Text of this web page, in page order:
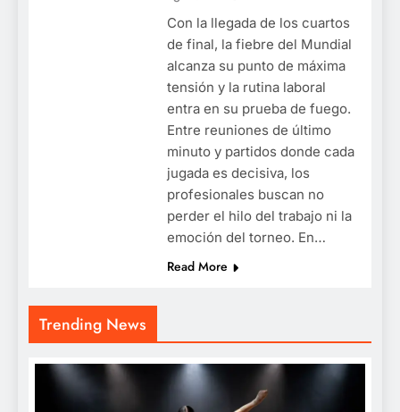
Trending News
Con la llegada de los cuartos
de final, la fiebre del Mundial
alcanza su punto de máxima
tensión y la rutina laboral
entra en su prueba de fuego.
Entre reuniones de último
minuto y partidos donde cada
jugada es decisiva, los
profesionales buscan no
perder el hilo del trabajo ni la
emoción del torneo. En…
Read More